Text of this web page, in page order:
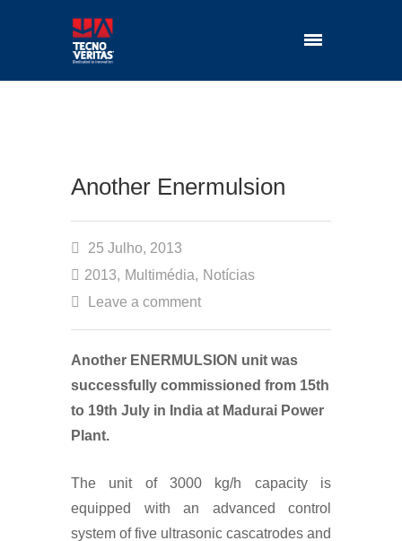
Another Enermulsion
25 Julho, 2013
2013, Multimédia, Notícias
Leave a comment
Another ENERMULSION unit was
successfully commissioned from 15th
to 19th July in India at Madurai Power
Plant.
The unit of 3000 kg/h capacity is
equipped with an advanced control
system of five ultrasonic cascatrodes and